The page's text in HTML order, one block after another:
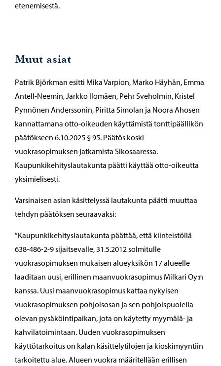
etenemisestä.
Muut asiat
Patrik Björkman esitti Mika Varpion, Marko Häyhän, Emma
Antell-Neemin, Jarkko Ilomäen, Pehr Sveholmin, Kristel
Pynnönen Anderssonin, Piritta Simolan ja Noora Ahosen
kannattamana otto-oikeuden käyttämistä tonttipäällikön
päätökseen 6.10.2025 § 95. Päätös koski
vuokrasopimuksen jatkamista Sikosaaressa.
Kaupunkikehityslautakunta päätti käyttää otto-oikeutta
yksimielisesti.
Varsinaisen asian käsittelyssä lautakunta päätti muuttaa
tehdyn päätöksen seuraavaksi:
”Kaupunkikehityslautakunta päättää, että kiinteistöllä
638-486-2-9 sijaitsevalle, 31.5.2012 solmitulle
vuokrasopimuksen mukaisen alueyksikön 17 alueelle
laaditaan uusi, erillinen maanvuokrasopimus Milkari Oy:n
kanssa. Uusi maanvuokrasopimus kattaa nykyisen
vuokrasopimuksen pohjoisosan ja sen pohjoispuolella
olevan pysäköintipaikan, jota on käytetty myymälä- ja
kahvilatoimintaan. Uuden vuokrasopimuksen
käyttötarkoitus on kalan käsittelytilojen ja kioskimyyntiin
tarkoitettu alue. Alueen vuokra määritellään erillisen